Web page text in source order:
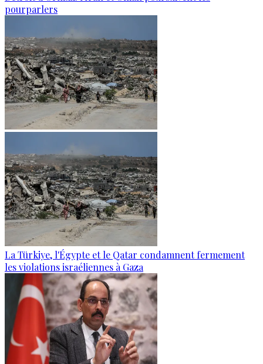
pourparlers
La Türkiye, l'Égypte et le Qatar condamnent fermement
les violations israéliennes à Gaza